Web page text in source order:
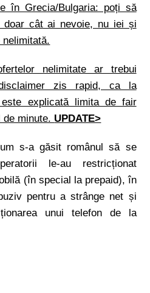
în Grecia/Bulgaria: poți să
doar cât ai nevoie, nu iei și
nelimitate ar trebui
zis rapid, ca la
explicată limita de fair
de minute. UPDATE>
s-a găsit românul să se
le-au restricționat
(în special la prepaid), în
pentru a strânge net și
unui telefon de la